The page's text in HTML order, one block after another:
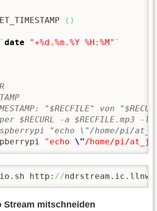
( )
` date "+%d.%m.%Y %H:%M" `
"$RECFILE" von
$RECURL -a $RECFILE.mp3 -l
"echo \"/home/pi/
"echo \"/home/pi/
http: //
Stream mitschneiden